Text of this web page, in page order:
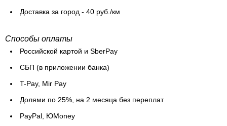
Доставка за город - 40 руб./км
Способы оплаты
Российской картой и SberPay
СБП (в приложении банка)
T-Pay, Mir Pay
Долями по 25%, на 2 месяца без переплат
PayPal, ЮMoney